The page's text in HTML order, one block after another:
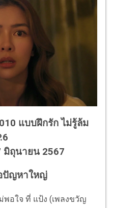
แบบฝึกรัก ไม่รู้ล้ม
มิถุนายน 2567
ปัญหาใหญ่
อใจ ที่ แป้ง (เพลงขวัญ